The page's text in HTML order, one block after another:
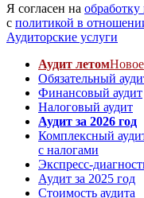
Я согласен на
с политикой в
Аудиторские услуги
Аудит летомНовое
Обязательный
Финансовый аудит
Налоговый аудит
Аудит за 2026 год
Комплексный
с налогами
Экспресс-
Аудит за 2025 год
Стоимость аудита